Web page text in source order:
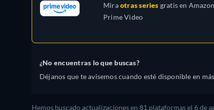
Polaco, Portugués (Brasil), Rumano,
Eslovaquia, Turco
Miraotras series gratis en Amazon
Prime Video
¿No encuentras lo que buscas?
Déjanos que te avisemos cuando esté disponible en
Hemos buscado actualizaciones en 81 plataformas el 6 de